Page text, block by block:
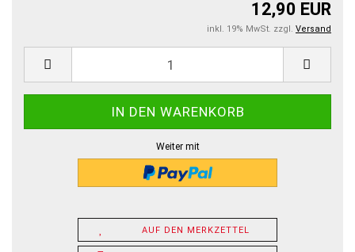
12,90 EUR
inkl. 19% MwSt. zzgl. Versand
Weiter mit
AUF DEN MERKZETTEL